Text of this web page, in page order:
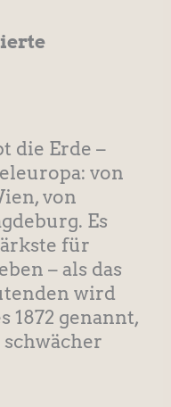
die Erde –
von
von
Es
für
– als das
wird
1872 genannt,